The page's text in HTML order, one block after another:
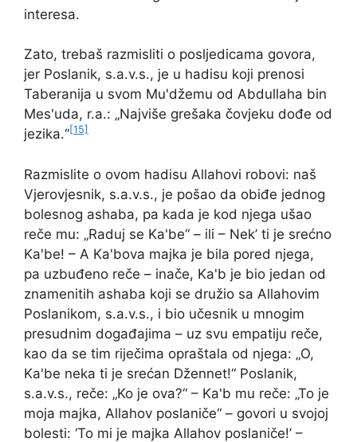
interesa.
Zato, trebaš razmisliti o posljedicama govora,
jer Poslanik, s.a.v.s., je u hadisu koji prenosi
Taberanija u svom Mu'džemu od Abdullaha bin
Mes'uda, r.a.: „Najviše grešaka čovjeku dođe od
jezika.“[15]
Razmislite o ovom hadisu Allahovi robovi: naš
Vjerovjesnik, s.a.v.s., je pošao da obiđe jednog
bolesnog ashaba, pa kada je kod njega ušao
reče mu: „Raduj se Ka'be“ – ili – Nek’ ti je srećno
Ka'be! – A Ka'bova majka je bila pored njega,
pa uzbuđeno reče – inače, Ka'b je bio jedan od
znamenitih ashaba koji se družio sa Allahovim
Poslanikom, s.a.v.s., i bio učesnik u mnogim
presudnim događajima – uz svu empatiju reče,
kao da se tim riječima opraštala od njega: „O,
Ka'be neka ti je srećan Džennet!“ Poslanik,
s.a.v.s., reče: „Ko je ova?“ – Ka'b mu reče: „To je
moja majka, Allahov poslaniče“ – govori u svojoj
bolesti: ‘To mi je majka Allahov poslaniče!’ –